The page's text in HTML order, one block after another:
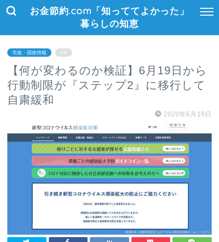
お金節約.com「知っててよかった」
暮らしの知恵
市政・国政情報 PR
【何が変わるのか検証】6月19日から
行動制限が『ステップ2』に移行して
自粛緩和
2020年6月19日